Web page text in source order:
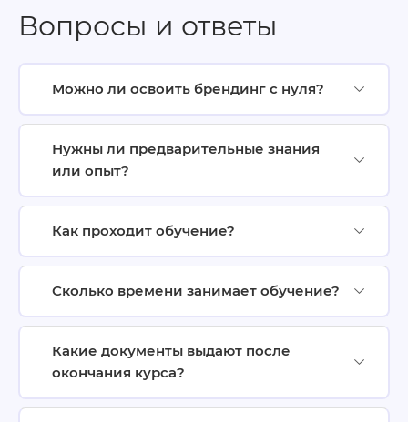
Вопросы и ответы
Можно ли освоить брендинг с нуля?
Нужны ли предварительные знания
или опыт?
Как проходит обучение?
Сколько времени занимает обучение?
Какие документы выдают после
окончания курса?